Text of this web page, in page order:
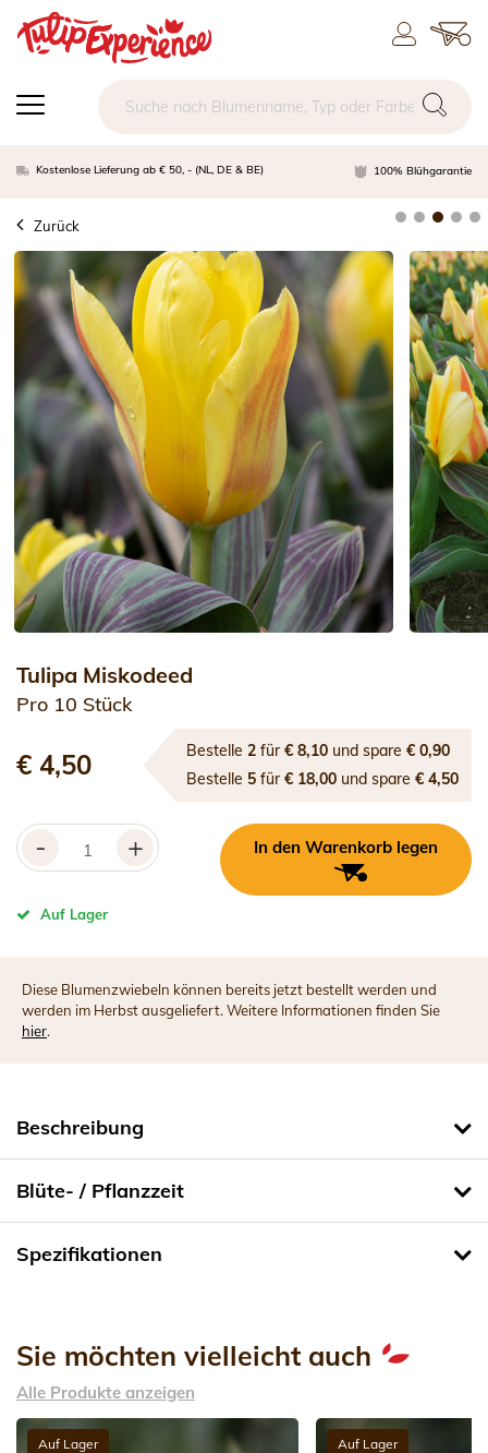
Kostenlose Lieferung ab € 50, - (NL, DE & BE) 100% Blühgarantie
Zurück
Tulipa Miskodeed
Pro 10 Stück
€ 4,50 Bestelle2 für€ 8,10 und spare€ 0,90
Bestelle 5 für€ 18,00 und spare€ 4,50
- + In den Warenkorb legen
Auf Lager
Diese Blumenzwiebeln können bereits jetzt bestellt werden und
werden im Herbst ausgeliefert. Weitere Informationen finden Sie
hier.
Beschreibung
Blüte- / Pflanzzeit
Spezifikationen
Sie möchten vielleicht auch
Alle Produkte anzeigen
Auf Lager Auf Lager